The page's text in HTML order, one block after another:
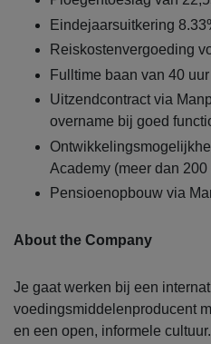
Eindejaarsuitkering
Reiskostenvergoeding
Fulltime baan van 40
Uitzendcontract via
overname bij goed
Academy (meer dan
Pensioenopbouw via
About the Company
Je gaat werken bij een
voedingsmiddelenproducent
en een open, informele